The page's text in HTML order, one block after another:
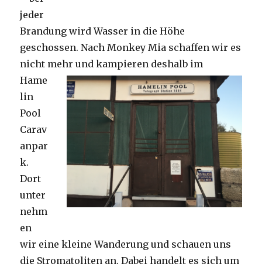
jeder
Brandung wird Wasser in die Höhe
geschossen. Nach Monkey Mia schaffen wir es
nicht mehr und kampieren deshalb im
Hame
lin
Pool
Carav
anpar
k.
Dort
unter
nehm
en
wir eine kleine Wanderung und schauen uns
die Stromatoliten an. Dabei handelt es sich um